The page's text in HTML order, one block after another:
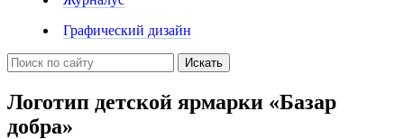
Графический дизайн
Искать
Логотип детской ярмарки «Базар
добра»